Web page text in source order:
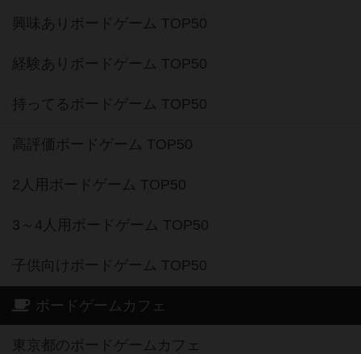
興味ありボードゲーム TOP50
経験ありボードゲーム TOP50
持ってるボードゲーム TOP50
高評価ボードゲーム TOP50
2人用ボードゲーム TOP50
3～4人用ボードゲーム TOP50
子供向けボードゲーム TOP50
ボードゲームカフェ
東京都のボードゲームカフェ